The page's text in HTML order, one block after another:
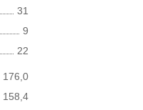
31
9
22
176,0
158,4